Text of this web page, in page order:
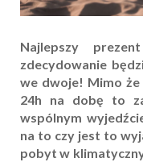
Najlepszy
zdecydowanie
we dwoje! Mimo
24h na dobę to
wspólnym
na to czy jest to
pobyt w